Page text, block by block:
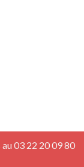
03 22 20 09 80